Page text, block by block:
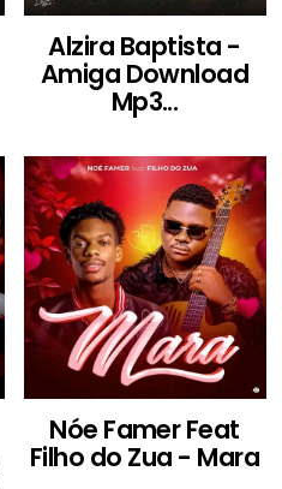
Alzira Baptista -
Amiga Download
Mp3...
Nóe Famer Feat
Filho do Zua - Mara